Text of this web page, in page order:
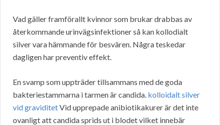
Vad gäller framförallt kvinnor som brukar drabbas av
återkommande urinvägsinfektioner så kan kollodialt
silver vara hämmande för besvären. Några teskedar
dagligen har preventiv effekt.
En svamp som uppträder tillsammans med de goda
bakteriestammarna i tarmen är candida. kolloidalt silver
vid graviditetVid upprepade anibiotikakurer är det inte
ovanligt att candida sprids ut i blodet vilket innebär